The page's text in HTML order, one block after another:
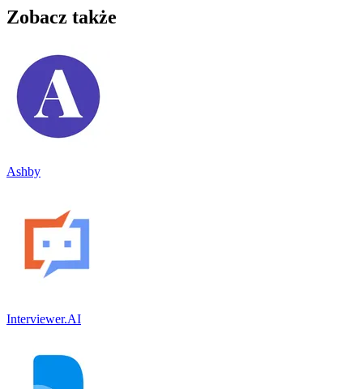
Zobacz także
Ashby
Interviewer.AI